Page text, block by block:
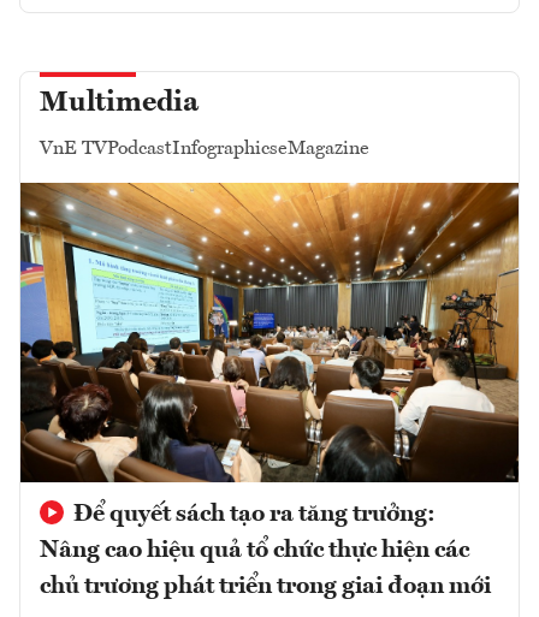
Multimedia
VnE TVPodcastInfographicseMagazine
Để quyết sách tạo ra tăng trưởng:
Nâng cao hiệu quả tổ chức thực hiện các
chủ trương phát triển trong giai đoạn mới